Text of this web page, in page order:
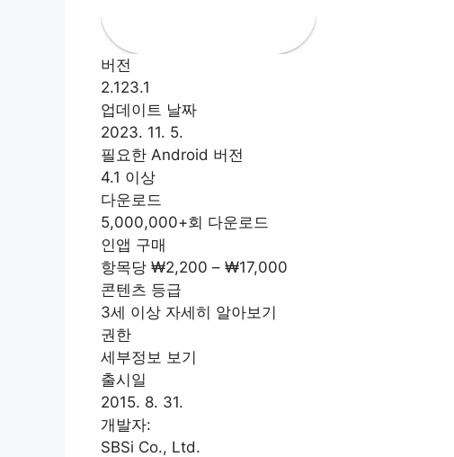
버전
2.123.1
업데이트 날짜
2023. 11. 5.
필요한 Android 버전
4.1 이상
다운로드
5,000,000+회 다운로드
인앱 구매
항목당 ₩2,200 – ₩17,000
콘텐츠 등급
3세 이상 자세히 알아보기
권한
세부정보 보기
출시일
2015. 8. 31.
개발자:
SBSi Co., Ltd.